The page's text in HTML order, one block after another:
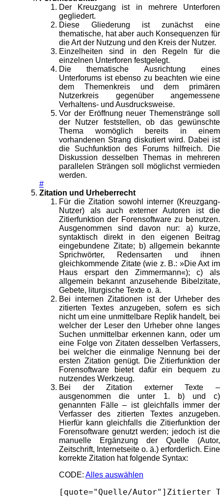
Der Kreuzgang ist in mehrere Unterforen
gegliedert.
Diese Gliederung ist zunächst eine
thematische, hat aber auch Konsequenzen für
die Art der Nutzung und den Kreis der Nutzer.
Einzelheiten sind in den Regeln für die
einzelnen Unterforen festgelegt.
Die thematische Ausrichtung eines
Unterforums ist ebenso zu beachten wie eine
dem Themenkreis und dem primären
Nutzerkreis gegenüber angemessene
Verhaltens- und Ausdrucksweise.
Vor der Eröffnung neuer Themenstränge soll
der Nutzer feststellen, ob das gewünschte
Thema womöglich bereits in einem
vorhandenen Strang diskutiert wird. Dabei ist
die Suchfunktion des Forums hilfreich. Die
Diskussion desselben Themas in mehreren
parallelen Strängen soll möglichst vermieden
werden.
#
Zitation und Urheberrecht
Für die Zitation sowohl interner (Kreuzgang-
Nutzer) als auch externer Autoren ist die
Zitierfunktion der Forensoftware zu benutzen.
Ausgenommen sind davon nur: a) kurze,
syntaktisch direkt in den eigenen Beitrag
eingebundene Zitate; b) allgemein bekannte
Sprichwörter, Redensarten und ihnen
gleichkommende Zitate (wie z. B.: »Die Axt im
Haus erspart den Zimmermann«); c) als
allgemein bekannt anzusehende Bibelzitate,
Gebete, liturgische Texte o. ä.
Bei internen Zitationen ist der Urheber des
zitierten Textes anzugeben, sofern es sich
nicht um eine unmittelbare Replik handelt, bei
welcher der Leser den Urheber ohne langes
Suchen unmittelbar erkennen kann, oder um
eine Folge von Zitaten desselben Verfassers,
bei welcher die einmalige Nennung bei der
ersten Zitation genügt. Die Zitierfunktion der
Forensoftware bietet dafür ein bequem zu
nutzendes Werkzeug.
Bei der Zitation externer Texte –
ausgenommen die unter 1. b) und c)
genannten Fälle – ist gleichfalls immer der
Verfasser des zitierten Textes anzugeben.
Hierfür kann gleichfalls die Zitierfunktion der
Forensoftware genutzt werden; jedoch ist die
manuelle Ergänzung der Quelle (Autor,
Zeitschrift, Internetseite o. ä.) erforderlich. Eine
korrekte Zitation hat folgende Syntax:
CODE: Alles auswählen
[quote="Quelle/Autor"]Zitierter